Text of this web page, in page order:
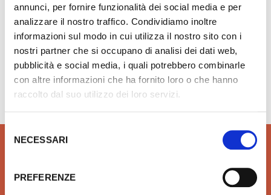
annunci, per fornire funzionalità dei social media e per
analizzare il nostro traffico. Condividiamo inoltre
informazioni sul modo in cui utilizza il nostro sito con i
nostri partner che si occupano di analisi dei dati web,
pubblicità e social media, i quali potrebbero combinarle
con altre informazioni che ha fornito loro o che hanno
raccolto dal suo utilizzo dei loro servizi.
Selezione
delNECESSARI
PREFERENZE
Hai bisogno di aiuto?info@rubinetteria.com
dal Lunedì al Venerdì 8.30 - 12.00 / 13.30 - 18.00